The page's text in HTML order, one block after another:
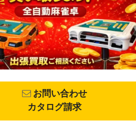
お問い合わせ
カタログ請求